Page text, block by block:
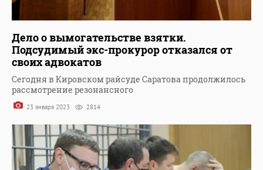
Дело о вымогательстве взятки.
Подсудимый экс-прокурор отказался от
своих адвокатов
Сегодня в Кировском райсуде Саратова продолжилось
рассмотрение резонансного
23 января 2023 2814